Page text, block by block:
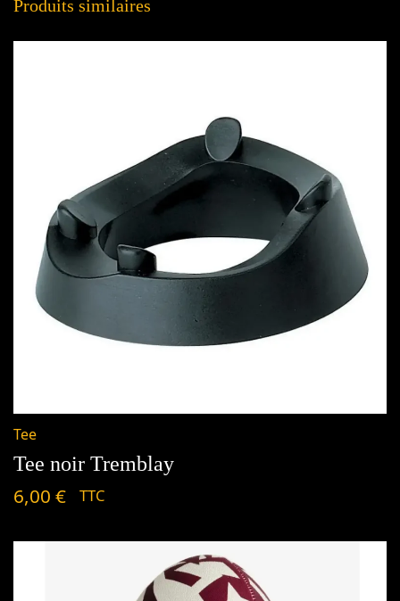
Produits similaires
Tee
Tee noir Tremblay
6,00 € TTC